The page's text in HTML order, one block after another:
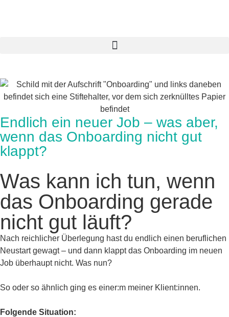
Endlich ein neuer Job – was aber,
wenn das Onboarding nicht gut
klappt?
Was kann ich tun, wenn
das Onboarding gerade
nicht gut läuft?
Nach reichlicher Überlegung hast du endlich einen beruflichen
Neustart gewagt – und dann klappt das Onboarding im neuen
Job überhaupt nicht. Was nun?
So oder so ähnlich ging es einer:m meiner Klient:innen.
Folgende Situation: